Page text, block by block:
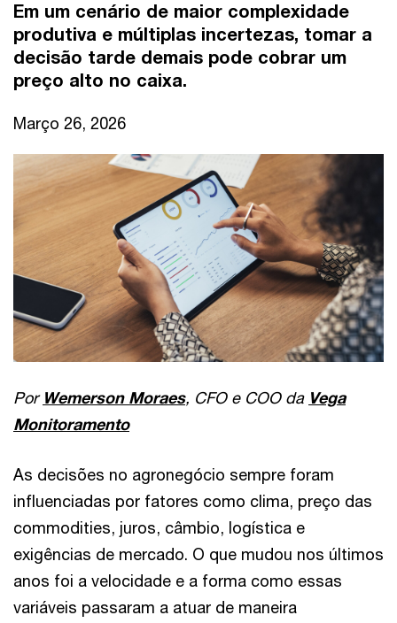
Em um cenário de maior complexidade
produtiva e múltiplas incertezas, tomar a
decisão tarde demais pode cobrar um
preço alto no caixa.
Março 26, 2026
Por Wemerson Moraes, CFO e COO da Vega
Monitoramento
As decisões no agronegócio sempre foram
influenciadas por fatores como clima, preço das
commodities, juros, câmbio, logística e
exigências de mercado. O que mudou nos últimos
anos foi a velocidade e a forma como essas
variáveis passaram a atuar de maneira